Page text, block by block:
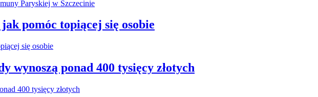
pomóc topiącej się osobie
wynoszą ponad 400 tysięcy złotych